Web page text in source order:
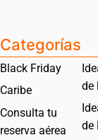
Categorías
Black Friday
Caribe
Consulta tu
reserva aérea
de
de